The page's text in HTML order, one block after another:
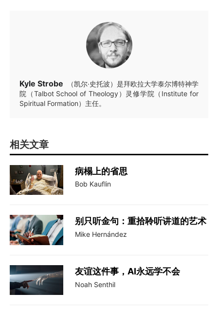
Kyle Strobe
（凯尔·史托波）是拜欧拉大学泰尔博特神学
院（Talbot School of Theology）灵修学院（Institute for
Spiritual Formation）主任。
相关文章
病榻上的省思
Bob Kauflin
别只听金句：重拾聆听讲道的艺术
Mike Hernández
友谊这件事，AI永远学不会
Noah Senthil